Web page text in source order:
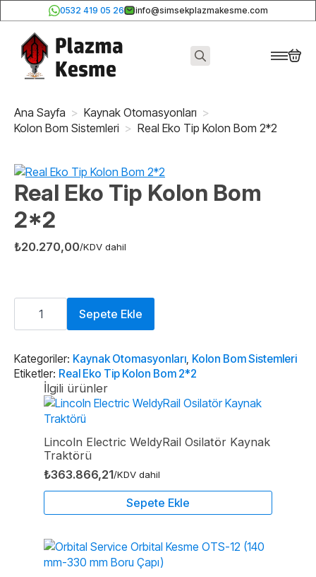
0532 419 05 26 info@simsekplazmakesme.com
Ana Sayfa
Kaynak Otomasyonları
Kolon Bom Sistemleri
Real Eko Tip Kolon Bom 2*2
Real Eko Tip Kolon Bom
2*2
₺20.270,00/KDV dahil
Real
Tip
2*2
adet
Sepete Ekle
Kategoriler: Kaynak Otomasyonları, Kolon Bom Sistemleri
Etiketler: Real Eko Tip Kolon Bom 2*2
İlgili ürünler
Lincoln Electric WeldyRail Osilatör Kaynak
Traktörü
₺363.866,21/KDV dahil
Sepete Ekle